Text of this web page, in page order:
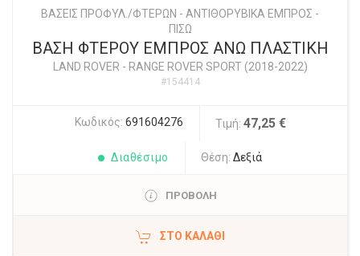
ΒΑΣΕΙΣ ΠΡΟΦΥΛ./ΦΤΕΡΩΝ - ΑΝΤΙΘΟΡΥΒΙΚΑ ΕΜΠΡΟΣ -
ΠΙΣΩ
ΒΑΣΗ ΦΤΕΡΟΥ ΕΜΠΡΟΣ ΑΝΩ ΠΛΑΣΤΙΚΗ
LAND ROVER - RANGE ROVER SPORT (2018-2022)
#154414
Κωδικός: 691604276 Τιμή: 47,25 €
Διαθέσιμο Θέση: Δεξιά
ΠΡΟΒΟΛΗ
ΣΤΟ ΚΑΛΆΘΙ